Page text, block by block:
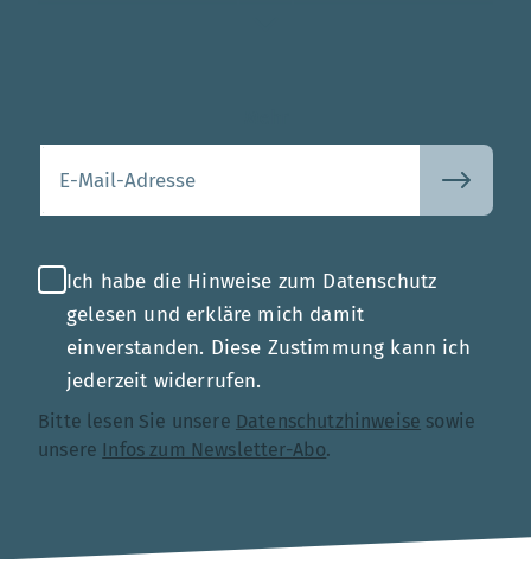
Ich habe die Hinweise zum Datenschutz
gelesen und erkläre mich damit
einverstanden. Diese Zustimmung kann ich
jederzeit widerrufen.
Bitte lesen Sie unsere Datenschutzhinweise sowie
unsere Infos zum Newsletter-Abo.